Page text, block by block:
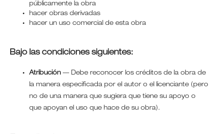
públicamente la obra
hacer obras derivadas
hacer un uso comercial de esta obra
Bajo las condiciones siguientes:
Atribución— Debe reconocer los créditos de la obra de
la manera especificada por el autor o el licenciante (pero
no de una manera que sugiera que tiene su apoyo o
que apoyan el uso que hace de su obra).